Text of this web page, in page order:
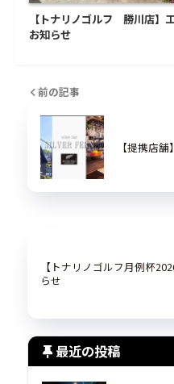
【トナリノゴルフ 勝川店】
お知らせ
前の記事
【提携店舗
【トナリノゴルフ月例杯
らせ
最近の投稿